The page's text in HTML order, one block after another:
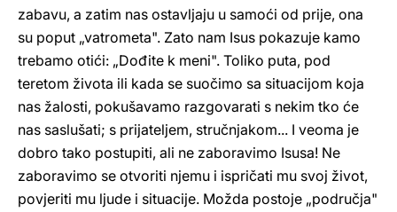
zabavu, a zatim nas ostavljaju u samoći od prije, ona
su poput „vatrometa". Zato nam Isus pokazuje kamo
trebamo otići: „Dođite k meni". Toliko puta, pod
teretom života ili kada se suočimo sa situacijom koja
nas žalosti, pokušavamo razgovarati s nekim tko će
nas saslušati; s prijateljem, stručnjakom... I veoma je
dobro tako postupiti, ali ne zaboravimo Isusa! Ne
zaboravimo se otvoriti njemu i ispričati mu svoj život,
povjeriti mu ljude i situacije. Možda postoje „područja"